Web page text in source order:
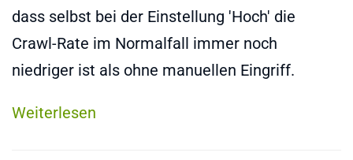
dass selbst bei der Einstellung 'Hoch' die
Crawl-Rate im Normalfall immer noch
niedriger ist als ohne manuellen Eingriff.
Weiterlesen